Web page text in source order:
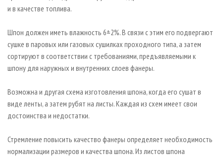
и в качестве топлива.
Шпон должен иметь влажность 6±2%. В связи с этим его подвергают
сушке в паровых или газовых сушилках проходного типа, а затем
сортируют в соответствии с требованиями, предъявляемыми к
шпону для наружных и внутренних слоев фанеры.
Возможна и другая схема изготовления шпона, когда его сушат в
виде ленты, а затем рубят на листы. Каждая из схем имеет свои
достоинства и недостатки.
Стремление повысить качество фанеры определяет необходимость
нормализации размеров и качества шпона. Из листов шпона